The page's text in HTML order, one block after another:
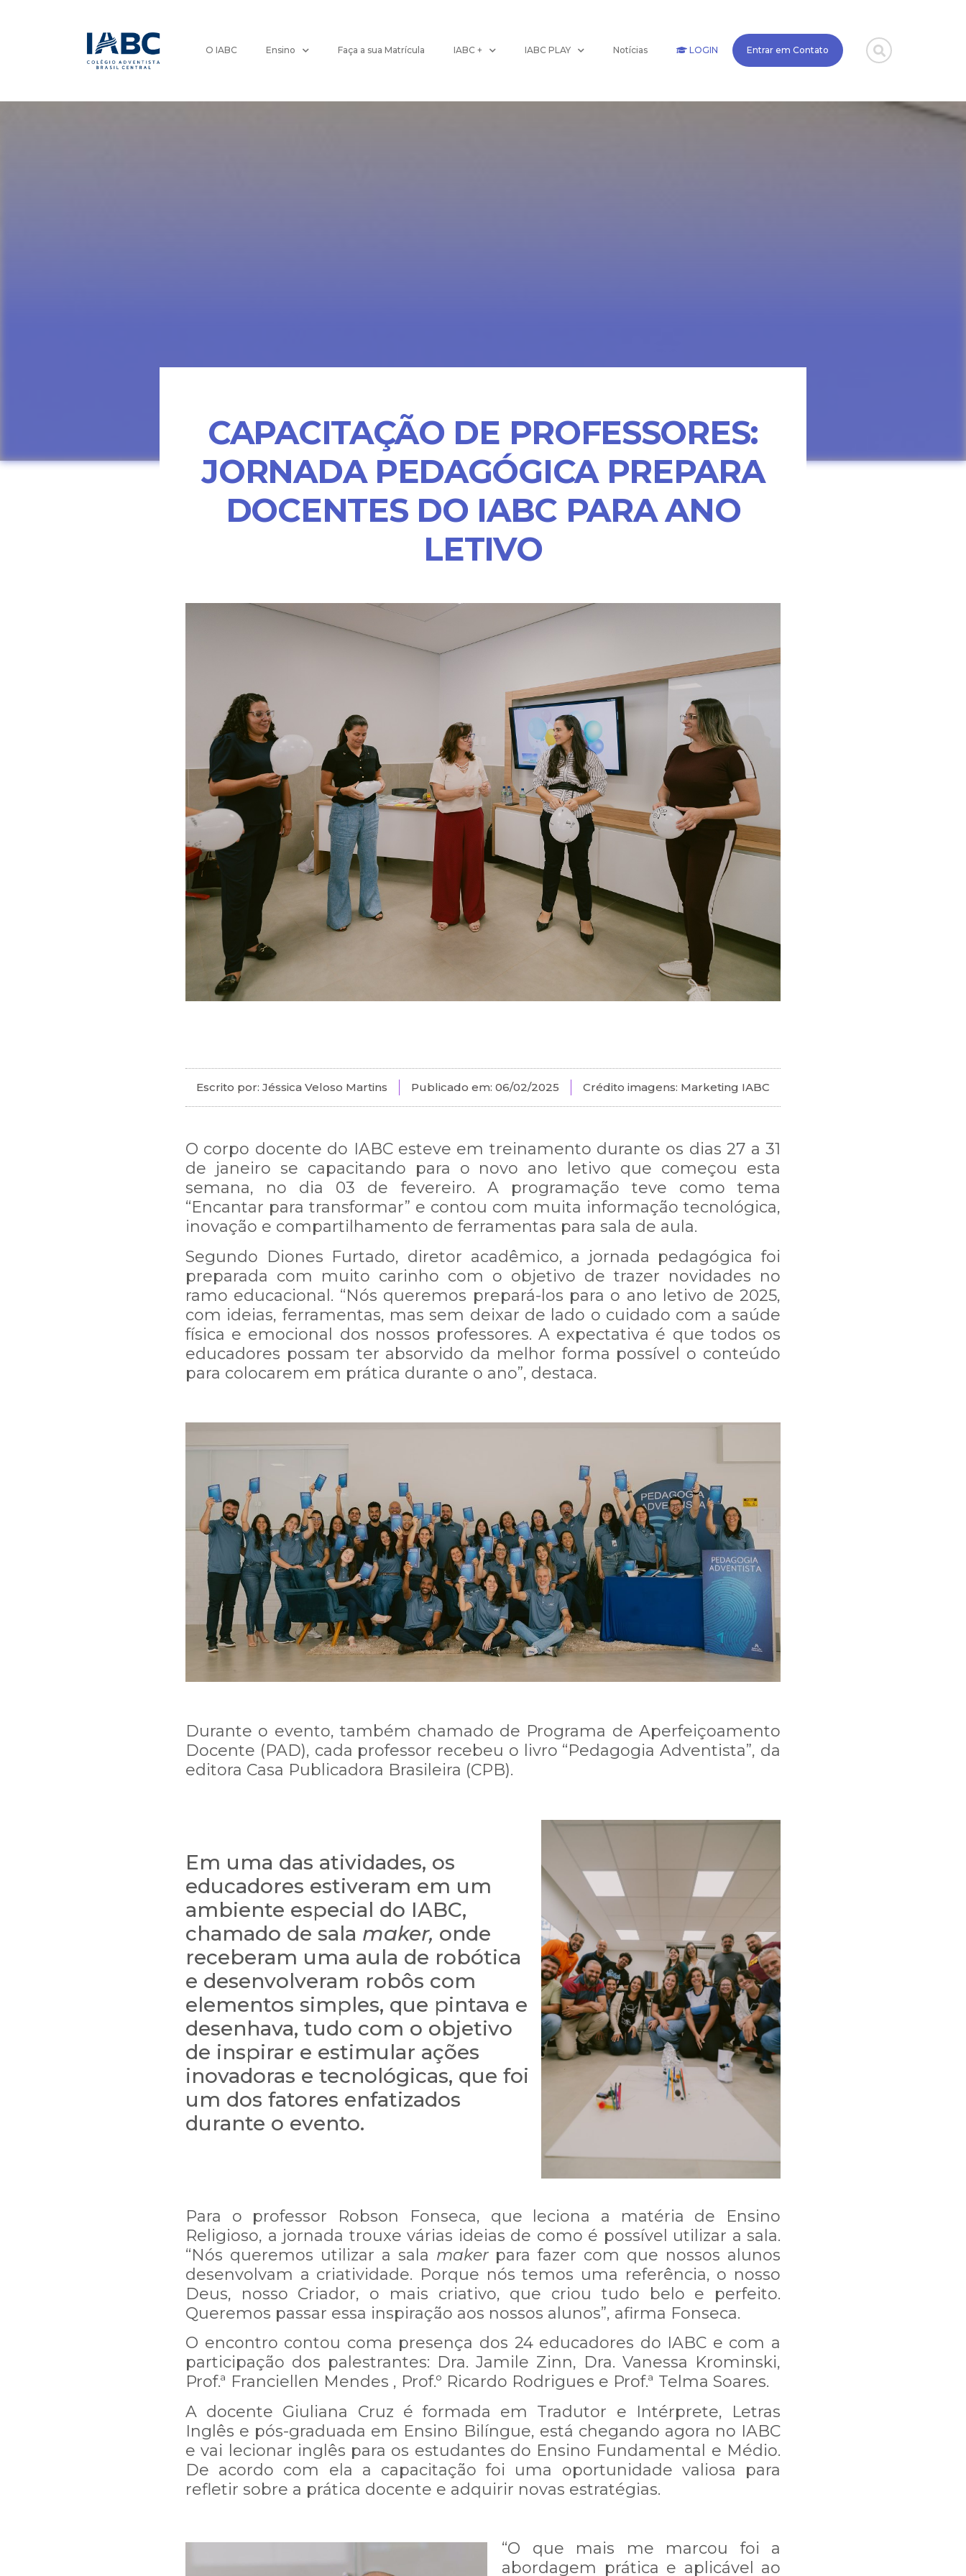
O IABC Ensino Faça a sua Matrícula IABC + IABC PLAY Notícias LOGIN Entrar em Contato
CAPACITAÇÃO DE PROFESSORES:
JORNADA PEDAGÓGICA PREPARA
DOCENTES DO IABC PARA ANO
LETIVO
Escrito por: Jéssica Veloso Martins Publicado em: 06/02/2025 Crédito imagens: Marketing IABC
O corpo docente do IABC esteve em treinamento durante os dias 27 a 31
de janeiro se capacitando para o novo ano letivo que começou esta
semana, no dia 03 de fevereiro. A programação teve como tema
“Encantar para transformar” e contou com muita informação tecnológica,
inovação e compartilhamento de ferramentas para sala de aula.
Segundo Diones Furtado, diretor acadêmico, a jornada pedagógica foi
preparada com muito carinho com o objetivo de trazer novidades no
ramo educacional. “Nós queremos prepará-los para o ano letivo de 2025,
com ideias, ferramentas, mas sem deixar de lado o cuidado com a saúde
física e emocional dos nossos professores. A expectativa é que todos os
educadores possam ter absorvido da melhor forma possível o conteúdo
para colocarem em prática durante o ano”, destaca.
Durante o evento, também chamado de Programa de Aperfeiçoamento
Docente (PAD), cada professor recebeu o livro “Pedagogia Adventista”, da
editora Casa Publicadora Brasileira (CPB).
Em uma das atividades, os
educadores estiveram em um
ambiente especial do IABC,
chamado de sala maker, onde
receberam uma aula de robótica
e desenvolveram robôs com
elementos simples, que pintava e
desenhava, tudo com o objetivo
de inspirar e estimular ações
inovadoras e tecnológicas, que foi
um dos fatores enfatizados
durante o evento.
Para o professor Robson Fonseca, que leciona a matéria de Ensino
Religioso, a jornada trouxe várias ideias de como é possível utilizar a sala.
“Nós queremos utilizar a sala maker para fazer com que nossos alunos
desenvolvam a criatividade. Porque nós temos uma referência, o nosso
Deus, nosso Criador, o mais criativo, que criou tudo belo e perfeito.
Queremos passar essa inspiração aos nossos alunos”, afirma Fonseca.
O encontro contou coma presença dos 24 educadores do IABC e com a
participação dos palestrantes: Dra. Jamile Zinn, Dra. Vanessa Krominski,
Prof.ª Franciellen Mendes , Prof.º Ricardo Rodrigues e Prof.ª Telma Soares.
A docente Giuliana Cruz é formada em Tradutor e Intérprete, Letras
Inglês e pós-graduada em Ensino Bilíngue, está chegando agora no IABC
e vai lecionar inglês para os estudantes do Ensino Fundamental e Médio.
De acordo com ela a capacitação foi uma oportunidade valiosa para
refletir sobre a prática docente e adquirir novas estratégias.
“O que mais me marcou foi a
abordagem prática e aplicável ao
COMUNICADO IMPORTANTE:
Estamos passando por uma instabilidade em nosso WhatsApp, e talvez nossa
resposta a sua mensagem demore mais que o normal.
Por isso, pedimos sua compreensão e informamos que estamos trabalhando
arduamente para resolver esta questão!
Prazo de normalização: quinta-feira, 23/11/2023 às 17h
Nossa equipe está ligando para cada mensagem enviada!
Caso queira falar diretamente conosco ligue no número (62) 3395-8002.